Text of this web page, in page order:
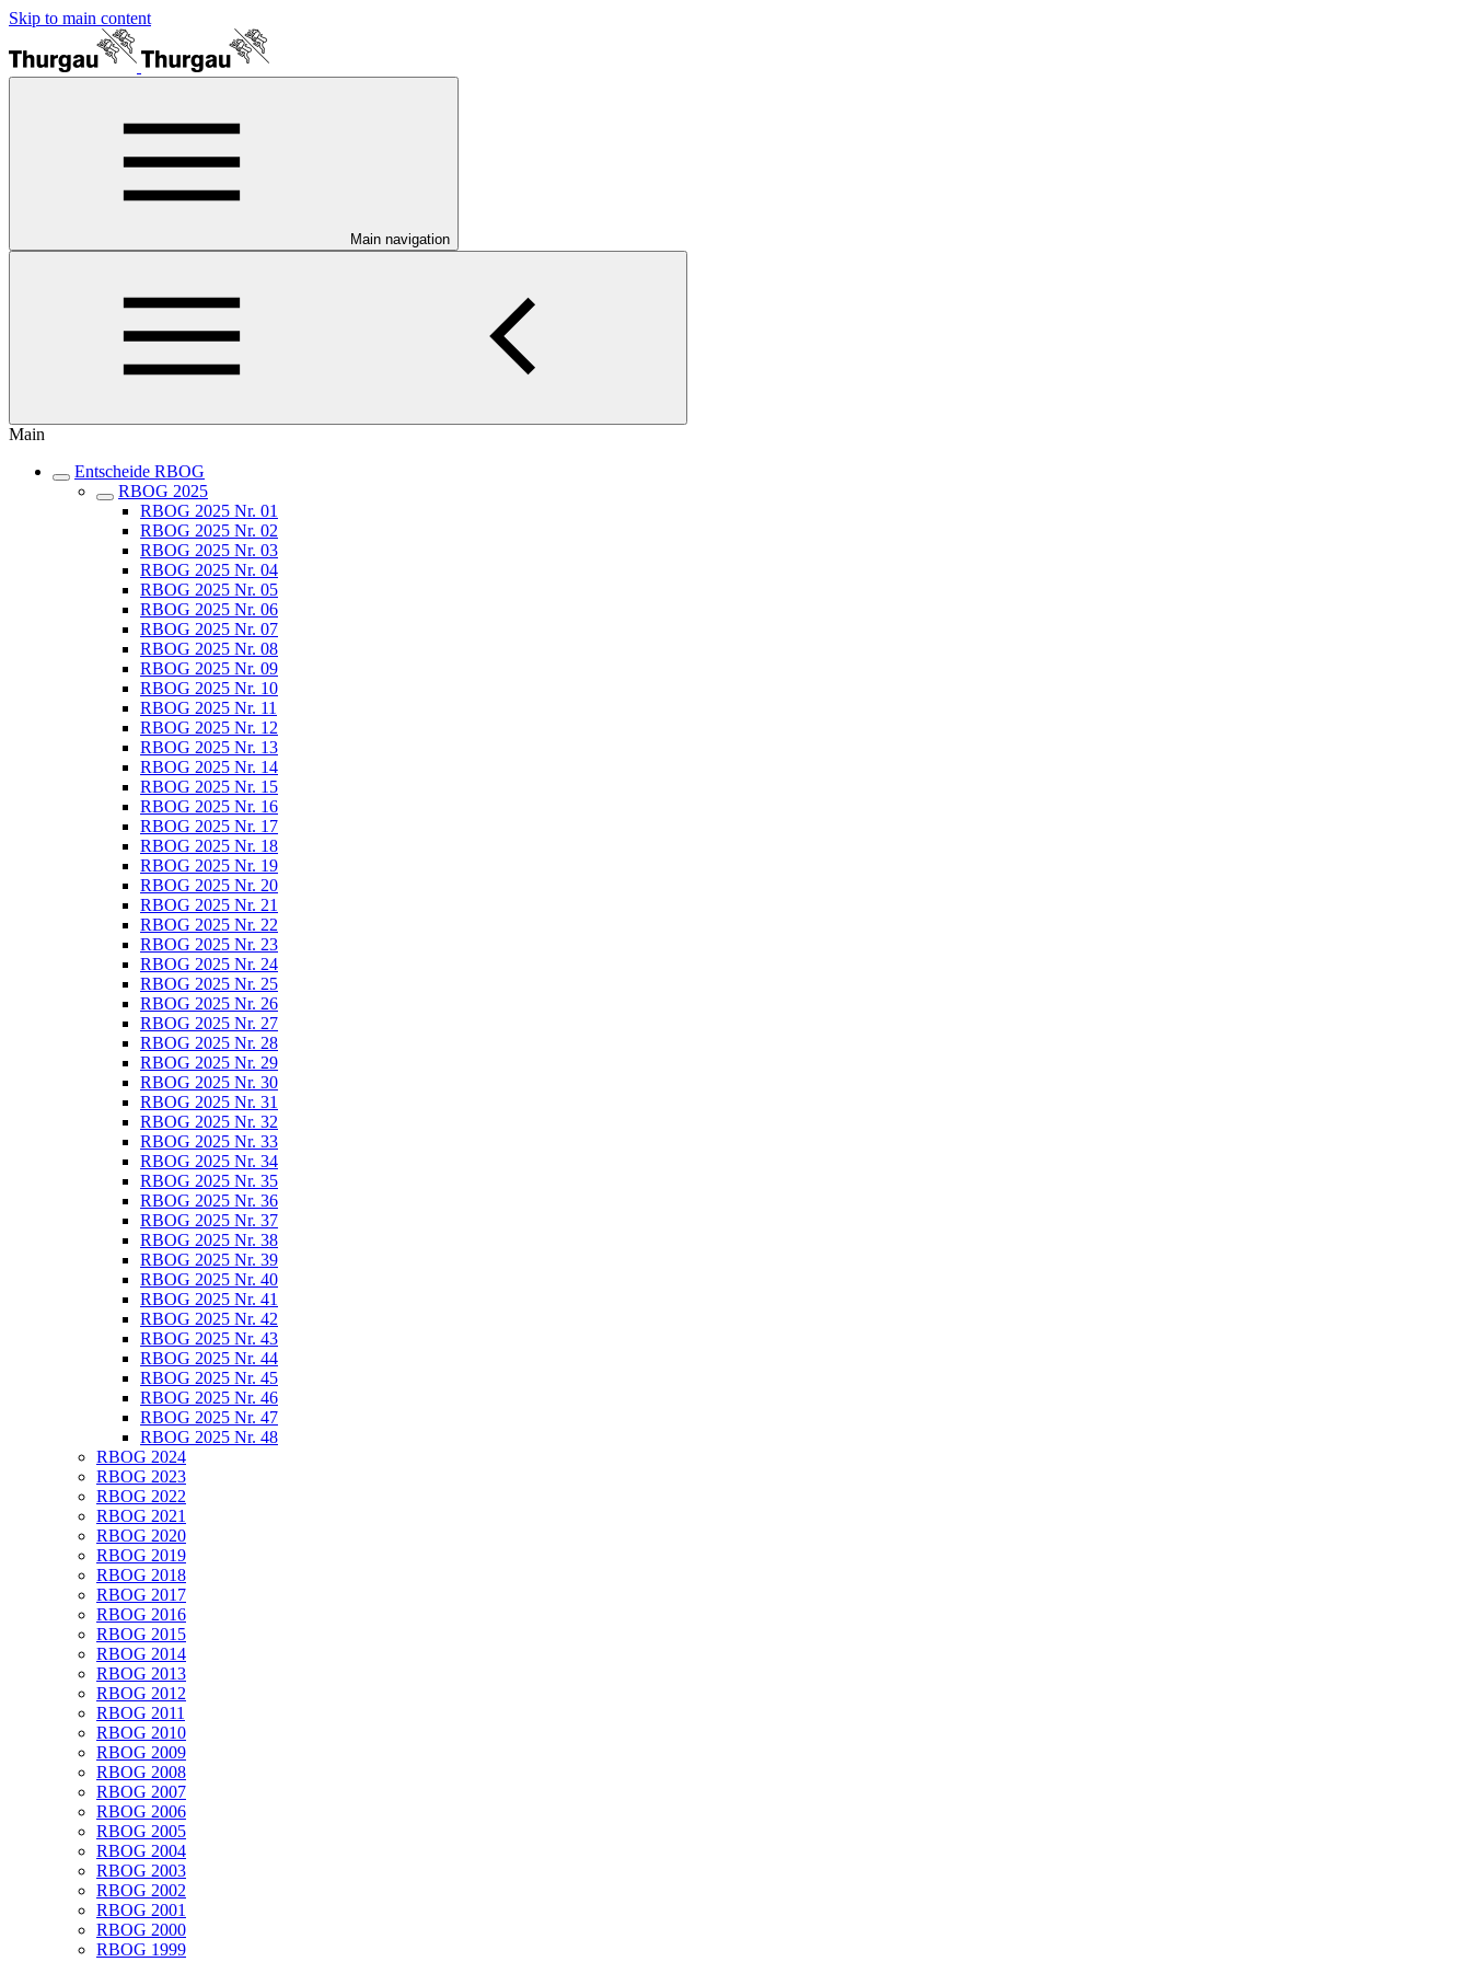
Skip to main content
Main navigation
Main
Entscheide RBOG
RBOG 2025
RBOG 2025 Nr. 01
RBOG 2025 Nr. 02
RBOG 2025 Nr. 03
RBOG 2025 Nr. 04
RBOG 2025 Nr. 05
RBOG 2025 Nr. 06
RBOG 2025 Nr. 07
RBOG 2025 Nr. 08
RBOG 2025 Nr. 09
RBOG 2025 Nr. 10
RBOG 2025 Nr. 11
RBOG 2025 Nr. 12
RBOG 2025 Nr. 13
RBOG 2025 Nr. 14
RBOG 2025 Nr. 15
RBOG 2025 Nr. 16
RBOG 2025 Nr. 17
RBOG 2025 Nr. 18
RBOG 2025 Nr. 19
RBOG 2025 Nr. 20
RBOG 2025 Nr. 21
RBOG 2025 Nr. 22
RBOG 2025 Nr. 23
RBOG 2025 Nr. 24
RBOG 2025 Nr. 25
RBOG 2025 Nr. 26
RBOG 2025 Nr. 27
RBOG 2025 Nr. 28
RBOG 2025 Nr. 29
RBOG 2025 Nr. 30
RBOG 2025 Nr. 31
RBOG 2025 Nr. 32
RBOG 2025 Nr. 33
RBOG 2025 Nr. 34
RBOG 2025 Nr. 35
RBOG 2025 Nr. 36
RBOG 2025 Nr. 37
RBOG 2025 Nr. 38
RBOG 2025 Nr. 39
RBOG 2025 Nr. 40
RBOG 2025 Nr. 41
RBOG 2025 Nr. 42
RBOG 2025 Nr. 43
RBOG 2025 Nr. 44
RBOG 2025 Nr. 45
RBOG 2025 Nr. 46
RBOG 2025 Nr. 47
RBOG 2025 Nr. 48
RBOG 2024
RBOG 2023
RBOG 2022
RBOG 2021
RBOG 2020
RBOG 2019
RBOG 2018
RBOG 2017
RBOG 2016
RBOG 2015
RBOG 2014
RBOG 2013
RBOG 2012
RBOG 2011
RBOG 2010
RBOG 2009
RBOG 2008
RBOG 2007
RBOG 2006
RBOG 2005
RBOG 2004
RBOG 2003
RBOG 2002
RBOG 2001
RBOG 2000
RBOG 1999